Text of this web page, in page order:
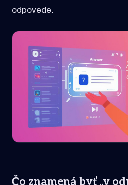
odpovede.
Čo znamená byť „v